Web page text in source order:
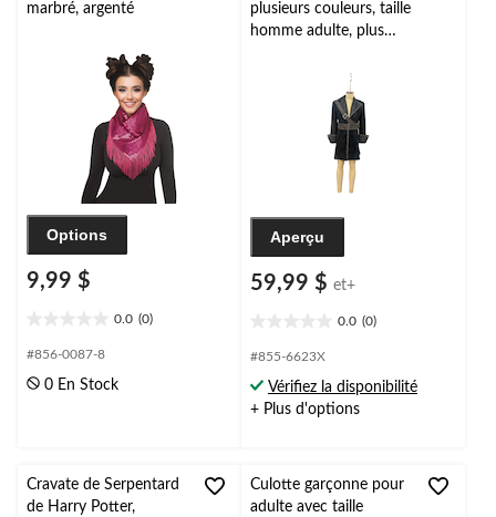
marbré, argenté
Options
9,99 $
0.0 (0)
étoile(s)
5.
#856-0087-8
0 En Stock
plusieurs couleurs, taille
homme adulte, plus
accessoire de costume prêt-
à-porter pour l'Halloween
Aperçu
59,99 $ et+
0.0 (0)
étoile(s)
5.
#855-6623X
Vérifiez la disponibilité
+ Plus d'options
Cravate de Serpentard
de Harry Potter,
Culotte garçonne pour
adulte avec taille